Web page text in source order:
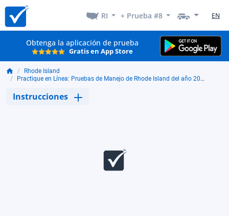
RI + Prueba #8 EN
Obtenga la aplicación de prueba
Gratis en App Store
Rhode Island
Practique en Línea: Pruebas de Manejo de Rhode Island del año 2026
Instrucciones